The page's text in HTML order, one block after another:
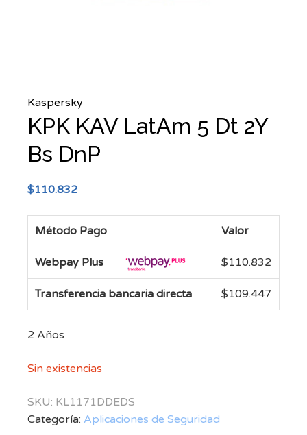
Kaspersky
KPK KAV LatAm 5 Dt 2Y
Bs DnP
$110.832
Método Pago Valor
Webpay Plus $110.832
Transferencia bancaria directa $109.447
2 Años
Sin existencias
SKU: KL1171DDEDS
Categoría: Aplicaciones de Seguridad